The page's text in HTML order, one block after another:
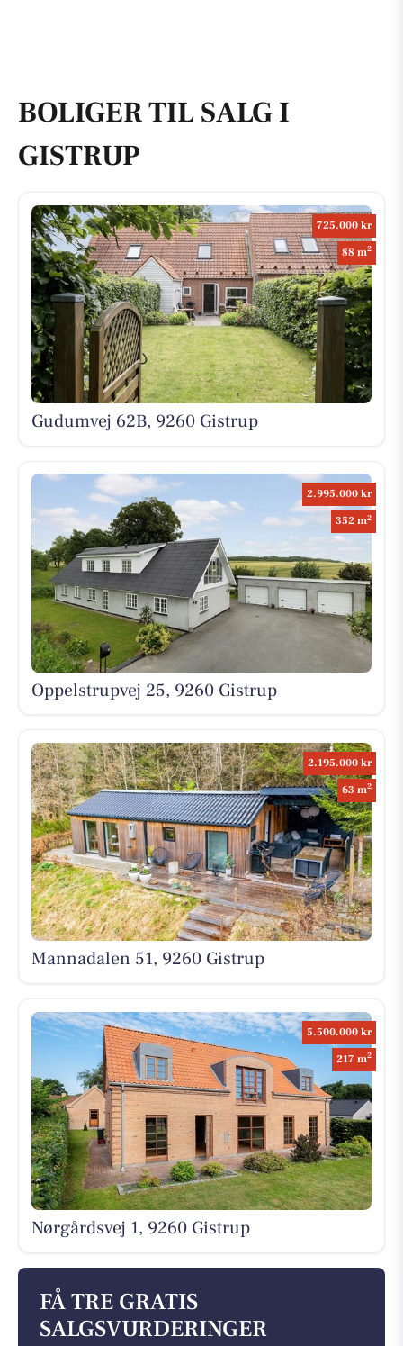
BOLIGER TIL SALG I
GISTRUP
725.000 kr
88 m2
Gudumvej 62B, 9260 Gistrup
2.995.000 kr
352 m2
Oppelstrupvej 25, 9260 Gistrup
2.195.000 kr
63 m2
Mannadalen 51, 9260 Gistrup
5.500.000 kr
217 m2
Nørgårdsvej 1, 9260 Gistrup
FÅ TRE GRATIS
SALGSVURDERINGER